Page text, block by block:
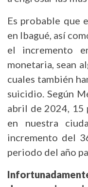
Es probable que
en Ibagué, así
el incremento
monetaria, sean
cuales también
suicidio. Según
abril de 2024, 15
en nuestra
incremento del
periodo del año